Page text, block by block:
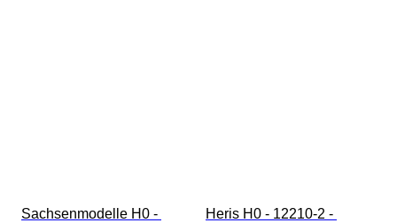
Sachsenmodelle H0 -
Heris H0 - 12210-2 -